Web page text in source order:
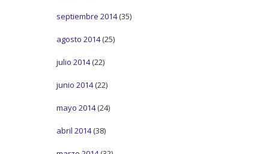
septiembre 2014(35)
agosto 2014(25)
julio 2014(22)
junio 2014(22)
mayo 2014(24)
abril 2014(38)